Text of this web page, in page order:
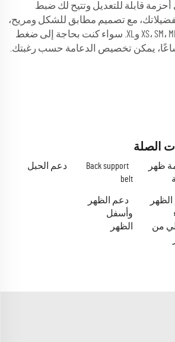
أحزمة قابلة للتعديل وتتيح لك ضبط
مع تصميم مطابق للشكل ومريح،
ويتوفر بمقاسات XS، SM، MD، LG وXL. سواء كنت بحاجة إلى ضغط
يمكن تخصيص الدعامة حسب رغبتك.
الصلة
ظهر
Back support
belt
دعم الحبل
من
دعم الظهر
وأسفل
الظهر